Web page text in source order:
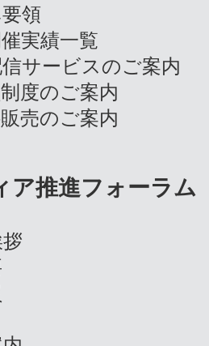
領
実績一覧
サービスのご案内
度のご案内
売のご案内
ア推進フォーラム